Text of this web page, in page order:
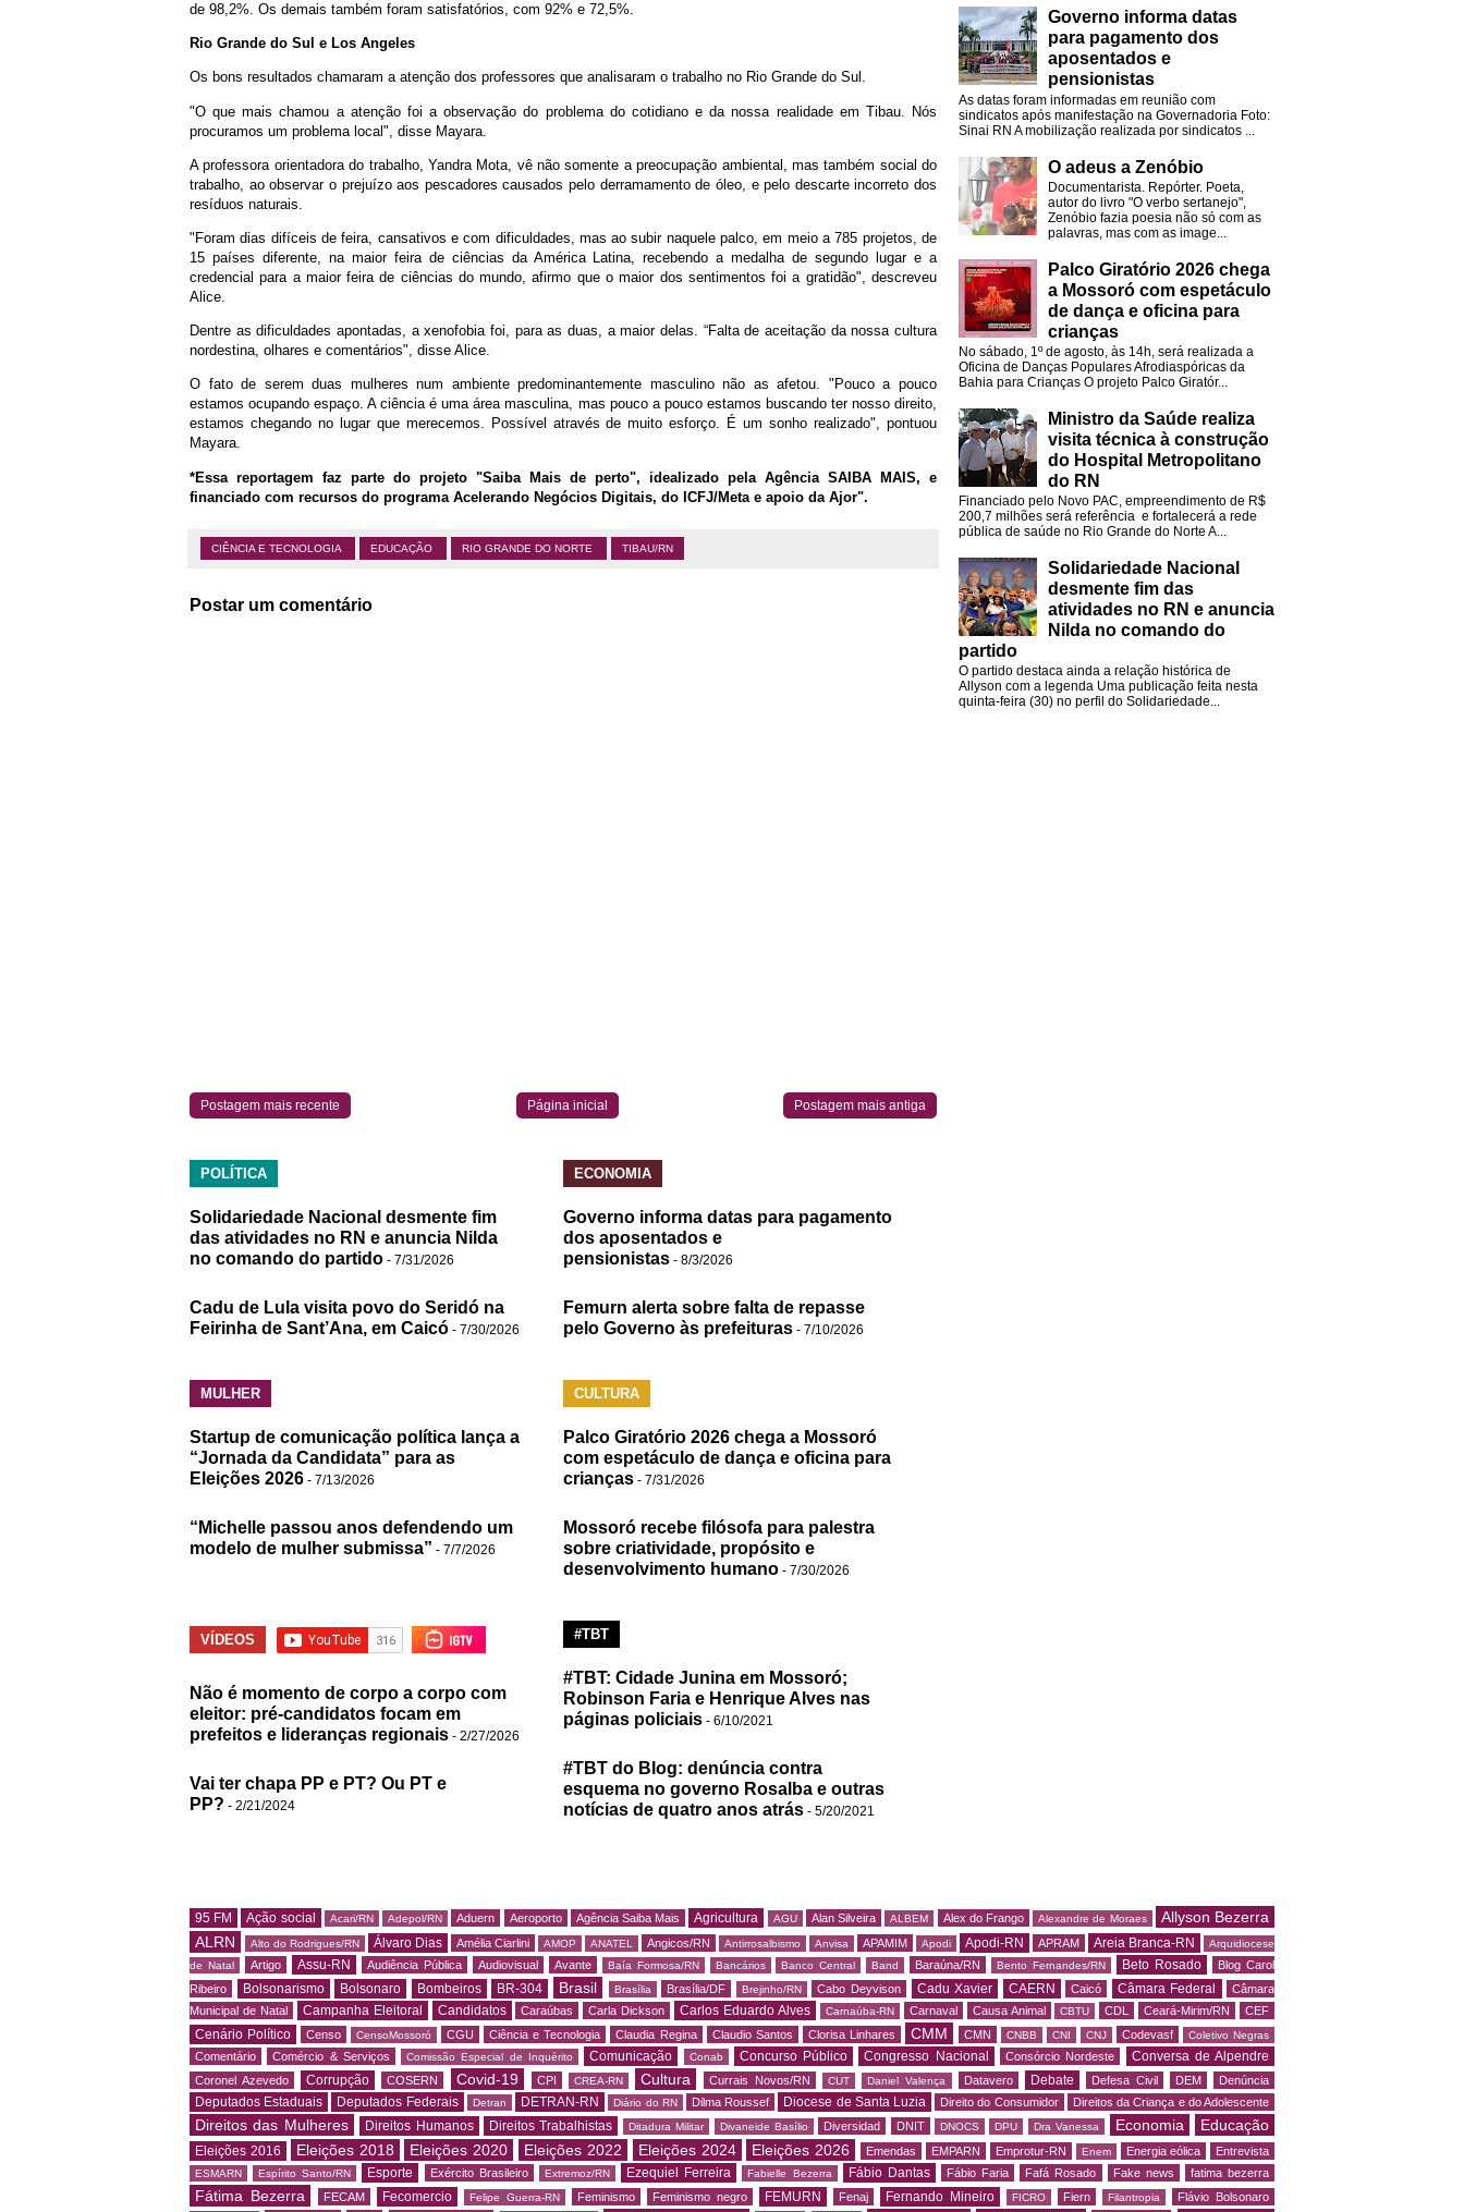
de 98,2%. Os demais também foram satisfatórios, com 92% e 72,5%.
Rio Grande do Sul e Los Angeles
Os bons resultados chamaram a atenção dos professores que analisaram o trabalho no Rio Grande do Sul.
"O que mais chamou a atenção foi a observação do problema do cotidiano e da nossa realidade em Tibau. Nós
procuramos um problema local", disse Mayara.
A professora orientadora do trabalho, Yandra Mota, vê não somente a preocupação ambiental, mas também social do
trabalho, ao observar o prejuízo aos pescadores causados pelo derramamento de óleo, e pelo descarte incorreto dos
resíduos naturais.
"Foram dias difíceis de feira, cansativos e com dificuldades, mas ao subir naquele palco, em meio a 785 projetos, de
15 países diferente, na maior feira de ciências da América Latina, recebendo a medalha de segundo lugar e a
credencial para a maior feira de ciências do mundo, afirmo que o maior dos sentimentos foi a gratidão", descreveu
Alice.
Dentre as dificuldades apontadas, a xenofobia foi, para as duas, a maior delas. “Falta de aceitação da nossa cultura
nordestina, olhares e comentários", disse Alice.
O fato de serem duas mulheres num ambiente predominantemente masculino não as afetou. "Pouco a pouco
estamos ocupando espaço. A ciência é uma área masculina, mas pouco a pouco estamos buscando ter nosso direito,
estamos chegando no lugar que merecemos. Possível através de muito esforço. É um sonho realizado", pontuou
Mayara.
*Essa reportagem faz parte do projeto "Saiba Mais de perto", idealizado pela Agência SAIBA MAIS, e
financiado com recursos do programa Acelerando Negócios Digitais, do ICFJ/Meta e apoio da Ajor".
CIÊNCIA E TECNOLOGIA EDUCAÇÃO RIO GRANDE DO NORTE TIBAU/RN
Postar um comentário
Postagem mais recente Postagem mais antiga
Página inicial
POLÍTICA
Solidariedade Nacional desmente fim
das atividades no RN e anuncia Nilda
no comando do partido - 7/31/2026
Cadu de Lula visita povo do Seridó na
Feirinha de Sant’Ana, em Caicó - 7/30/2026
ECONOMIA
Governo informa datas para pagamento
dos aposentados e
pensionistas - 8/3/2026
Femurn alerta sobre falta de repasse
pelo Governo às prefeituras - 7/10/2026
MULHER
Startup de comunicação política lança a
“Jornada da Candidata” para as
Eleições 2026 - 7/13/2026
“Michelle passou anos defendendo um
modelo de mulher submissa” - 7/7/2026
CULTURA
Palco Giratório 2026 chega a Mossoró
com espetáculo de dança e oficina para
crianças - 7/31/2026
Mossoró recebe filósofa para palestra
sobre criatividade, propósito e
desenvolvimento humano - 7/30/2026
VÍDEOS
Não é momento de corpo a corpo com
eleitor: pré-candidatos focam em
prefeitos e lideranças regionais - 2/27/2026
Vai ter chapa PP e PT? Ou PT e
PP? - 2/21/2024
#TBT
#TBT: Cidade Junina em Mossoró;
Robinson Faria e Henrique Alves nas
páginas policiais - 6/10/2021
#TBT do Blog: denúncia contra
esquema no governo Rosalba e outras
notícias de quatro anos atrás - 5/20/2021
Governo informa datas
para pagamento dos
aposentados e
pensionistas
As datas foram informadas em reunião com
sindicatos após manifestação na Governadoria Foto:
Sinai RN A mobilização realizada por sindicatos ...
O adeus a Zenóbio
Documentarista. Repórter. Poeta,
autor do livro "O verbo sertanejo",
Zenóbio fazia poesia não só com as
palavras, mas com as image...
Palco Giratório 2026 chega
a Mossoró com espetáculo
de dança e oficina para
crianças
No sábado, 1º de agosto, às 14h, será realizada a
Oficina de Danças Populares Afrodiaspóricas da
Bahia para Crianças O projeto Palco Giratór...
Ministro da Saúde realiza
visita técnica à construção
do Hospital Metropolitano
do RN
Financiado pelo Novo PAC, empreendimento de R$
200,7 milhões será referência e fortalecerá a rede
pública de saúde no Rio Grande do Norte A...
Solidariedade Nacional
desmente fim das
atividades no RN e anuncia
Nilda no comando do
partido
O partido destaca ainda a relação histórica de
Allyson com a legenda Uma publicação feita nesta
quinta-feira (30) no perfil do Solidariedade...
95 FM Ação social Acari/RN Adepol/RN Aduern Aeroporto Agência Saiba Mais Agricultura AGU Alan Silveira ALBEM Alex do Frango Alexandre de Moraes
Allyson Bezerra
ALRN
Alto do Rodrigues/RN Álvaro Dias Amélia Ciarlini AMOP ANATEL Angicos/RN Antirrosalbismo Anvisa APAMIM Apodi Apodi-RN APRAM Areia Branca-RN
Arquidiocese
de Natal
Artigo Assu-RN Audiência Pública Audiovisual Avante Baía Formosa/RN Bancários Banco Central Band Baraúna/RN Bento Fernandes/RN Beto Rosado
Blog Carol
Ribeiro
Bolsonarismo Bolsonaro Bombeiros BR-304 Brasil Brasília Brasília/DF Brejinho/RN Cabo Deyvison Cadu Xavier CAERN Caicó Câmara Federal
Câmara
Municipal de Natal
Campanha Eleitoral Candidatos Caraúbas Carla Dickson Carlos Eduardo Alves Carnaúba-RN Carnaval Causa Animal CBTU CDL Ceará-Mirim/RN CEF
Cenário Político Censo CensoMossoró CGU Ciência e Tecnologia Claudia Regina Claudio Santos Clorisa Linhares CMM CMN CNBB CNI CNJ Codevasf Coletivo Negras
Comentário Comércio & Serviços Comissão Especial de Inquérito Comunicação Conab Concurso Público Congresso Nacional Consórcio Nordeste Conversa de Alpendre
Coronel Azevedo Corrupção COSERN Covid-19 CPI CREA-RN Cultura Currais Novos/RN CUT Daniel Valença Datavero Debate Defesa Civil DEM Denúncia
Deputados Estaduais Deputados Federais Detran DETRAN-RN Diário do RN Dilma Roussef Diocese de Santa Luzia Direito do Consumidor Direitos da Criança e do Adolescente
Direitos das Mulheres Direitos Humanos Direitos Trabalhistas Ditadura Militar Divaneide Basílio Diversidad DNIT DNOCS DPU Dra Vanessa Economia Educação
Eleições 2016 Eleições 2018 Eleições 2020 Eleições 2022 Eleições 2024 Eleições 2026 Emendas EMPARN Emprotur-RN Enem Energia eólica Entrevista
ESMARN Espírito Santo/RN Esporte Exército Brasileiro Extremoz/RN Ezequiel Ferreira Fabielle Bezerra Fábio Dantas Fábio Faria Fafá Rosado Fake news fatima bezerra
Fátima Bezerra FECAM Fecomercio Felipe Guerra-RN Feminismo Feminismo negro FEMURN Fenaj Fernando Mineiro FICRO Fiern Filantropia
Flávio Bolsonaro